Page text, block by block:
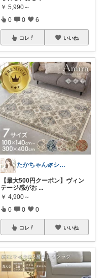
￥ 5,990～
0 0 6
コレ いいね
たかちゃん🌿シンプルで心地よい暮らし
【最大500円クーポン】ヴィン
テージ感がお ...
￥ 4,900～
0 0 0
コレ いいね